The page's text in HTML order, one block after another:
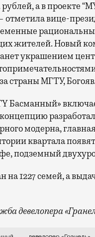
а в проекте
отметила вице-
жителей. Новый
украшением
страны МГТУ,
Басманный»
модерна,
квартала
подземный
на 1227 семей, а
девелопера
Москвы